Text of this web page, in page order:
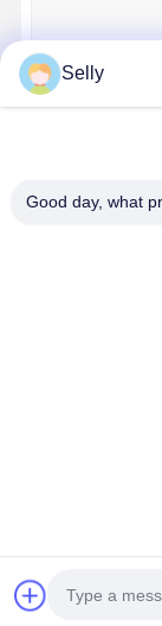
यू ड्रिल
वर्ग अंत मिलें
Lianchuang
Selly
Good day, what